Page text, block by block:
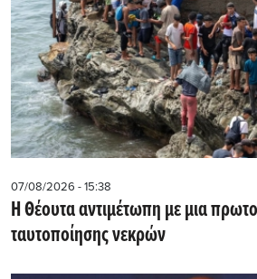
07/08/2026 - 15:38
Η Θέουτα αντιμέτωπη με μια
ταυτοποίησης νεκρών